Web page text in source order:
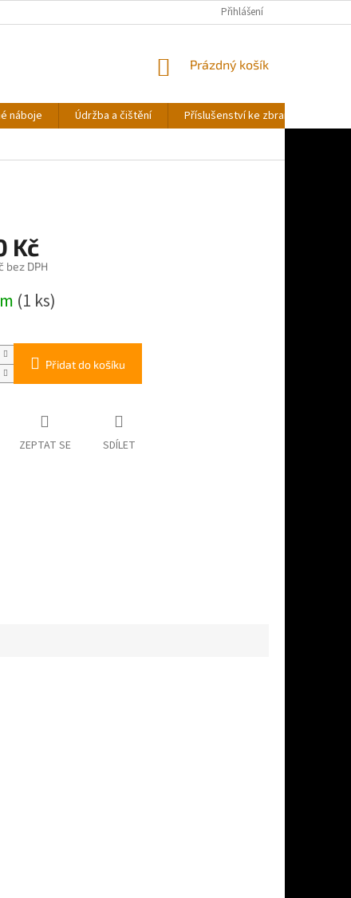
ÚDAJŮ Přihlášení
NÁKUPNÍ
Prázdný košík
náboje Údržba a čištění Příslušenství ke zbraním
Kč
bez DPH
(1 ks)
Přidat do košíku
ZEPTAT SE SDÍLET